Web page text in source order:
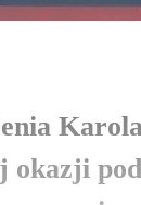
Karola
pod